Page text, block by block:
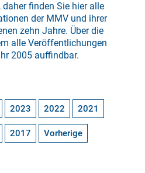
finden Sie hier alle
der MMV und ihrer
zehn Jahre. Über die
alle Veröffentlichungen
2005 auffindbar.
2023 2022 2021
2017 Vorherige